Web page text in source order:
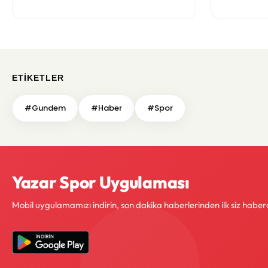
ETIKETLER
#Gundem #Haber #Spor
Yazar Spor Uygulaması
Mobil uygulamamızı indirin, son dakika haberlerinden ilk siz